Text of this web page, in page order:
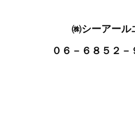
㈱シーアール
０６－６８５２－